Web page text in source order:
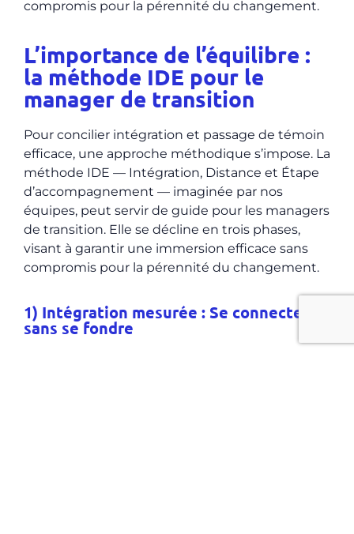
compromis pour la pérennité du changement.
L’importance de l’équilibre :
la méthode IDE pour le
manager de transition
Pour concilier intégration et passage de témoin
efficace, une approche méthodique s’impose. La
méthode IDE — Intégration, Distance et Étape
d’accompagnement — imaginée par nos
équipes, peut servir de guide pour les managers
de transition. Elle se décline en trois phases,
visant à garantir une immersion efficace sans
compromis pour la pérennité du changement.
1) Intégration mesurée : Se connecter
sans se fondre